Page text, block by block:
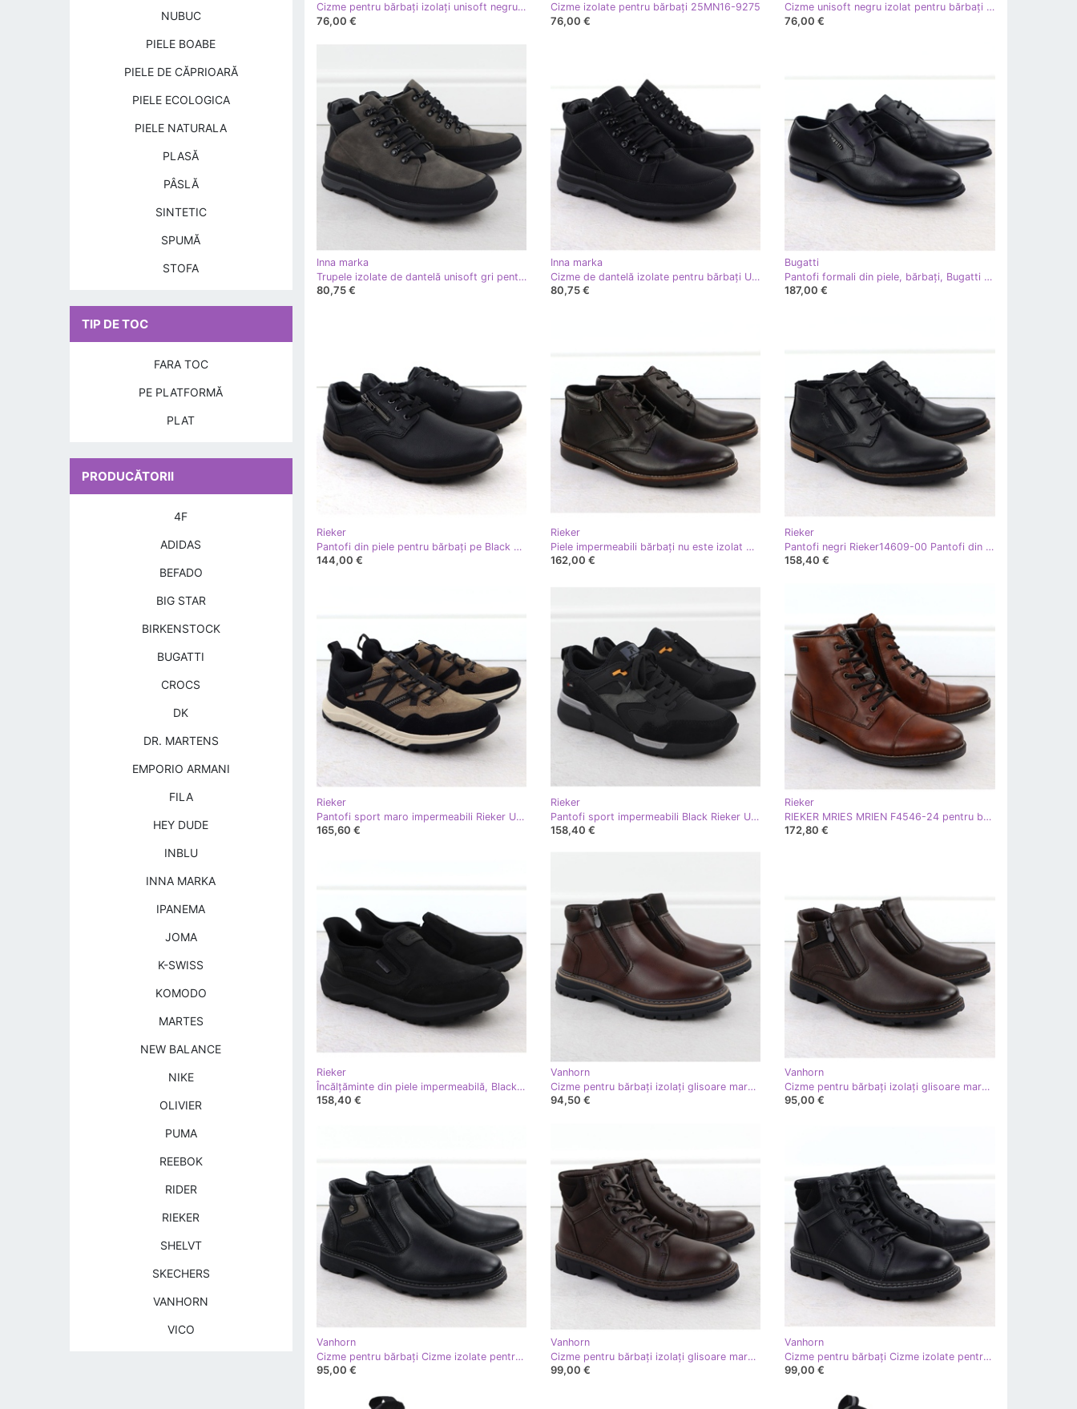
Cizme pentru bărbați izolați unisoft negru 24MN16-7515
76,00 €
Cizme izolate pentru bărbați 25MN16-9275
76,00 €
Cizme unisoft negru izolat pentru bărbați 25MN16-9275
76,00 €
Inna marka
Trupele izolate de dantelă unisoft gri pentru bărbați 25MN02-9434
80,75 €
Inna marka
Cizme de dantelă izolate pentru bărbați Unisoft Negru 25MN02-9434
80,75 €
Bugatti
Pantofi formali din piele, bărbați, Bugatti SS153157
187,00 €
Rieker
Pantofi din piele pentru bărbați pe Black Rieker 03604-00
144,00 €
Rieker
Piele impermeabili bărbați nu este izolat maro Rieker 15324-25
162,00 €
Rieker
Pantofi negri Rieker14609-00 Pantofi din piele
158,40 €
Rieker
Pantofi sport maro impermeabili Rieker U0104-20
165,60 €
Rieker
Pantofi sport impermeabili Black Rieker U1403-01
158,40 €
Rieker
RIEKER MRIES MRIEN F4546-24 pentru bărbați din piele
172,80 €
Rieker
Încălțăminte din piele impermeabilă, Black Rieker negru 06052-00 pentru bărbați
158,40 €
Vanhorn
Cizme pentru bărbați izolați glisoare maro Vanhorn AN71317
94,50 €
Vanhorn
Cizme pentru bărbați izolați glisoare maro Vanhorn AN71309
95,00 €
Vanhorn
Cizme pentru bărbați Cizme izolate pentru Black Vanhorn An71309 Sliders negru
95,00 €
Vanhorn
Cizme pentru bărbați izolați glisoare maro Vanhorn AN71307
99,00 €
Vanhorn
Cizme pentru bărbați Cizme izolate pentru Black Vanhorn An71307 Sliders negru
99,00 €
NUBUC
PIELE BOABE
PIELE DE CĂPRIOARĂ
PIELE ECOLOGICA
PIELE NATURALA
PLASĂ
PÂSLĂ
SINTETIC
SPUMĂ
STOFA
TIP DE TOC
FARA TOC
PE PLATFORMĂ
PLAT
PRODUCĂTORII
4F
ADIDAS
BEFADO
BIG STAR
BIRKENSTOCK
BUGATTI
CROCS
DK
DR. MARTENS
EMPORIO ARMANI
FILA
HEY DUDE
INBLU
INNA MARKA
IPANEMA
JOMA
K-SWISS
KOMODO
MARTES
NEW BALANCE
NIKE
OLIVIER
PUMA
REEBOK
RIDER
RIEKER
SHELVT
SKECHERS
VANHORN
VICO